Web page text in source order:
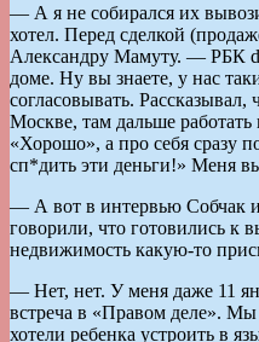
— А я не собирался их
хотел. Перед сделкой
Александру Мамуту. — РБК
доме. Ну вы знаете, у нас
согласовывать. Рассказывал,
Москве, там дальше
«Хорошо», а про себя сразу
сп*дить эти деньги!» Меня
— А вот в интервью Собчак
говорили, что готовились
недвижимость какую-то
— Нет, нет. У меня даже 11
встреча в «Правом деле». Мы
хотели ребенка устроить в